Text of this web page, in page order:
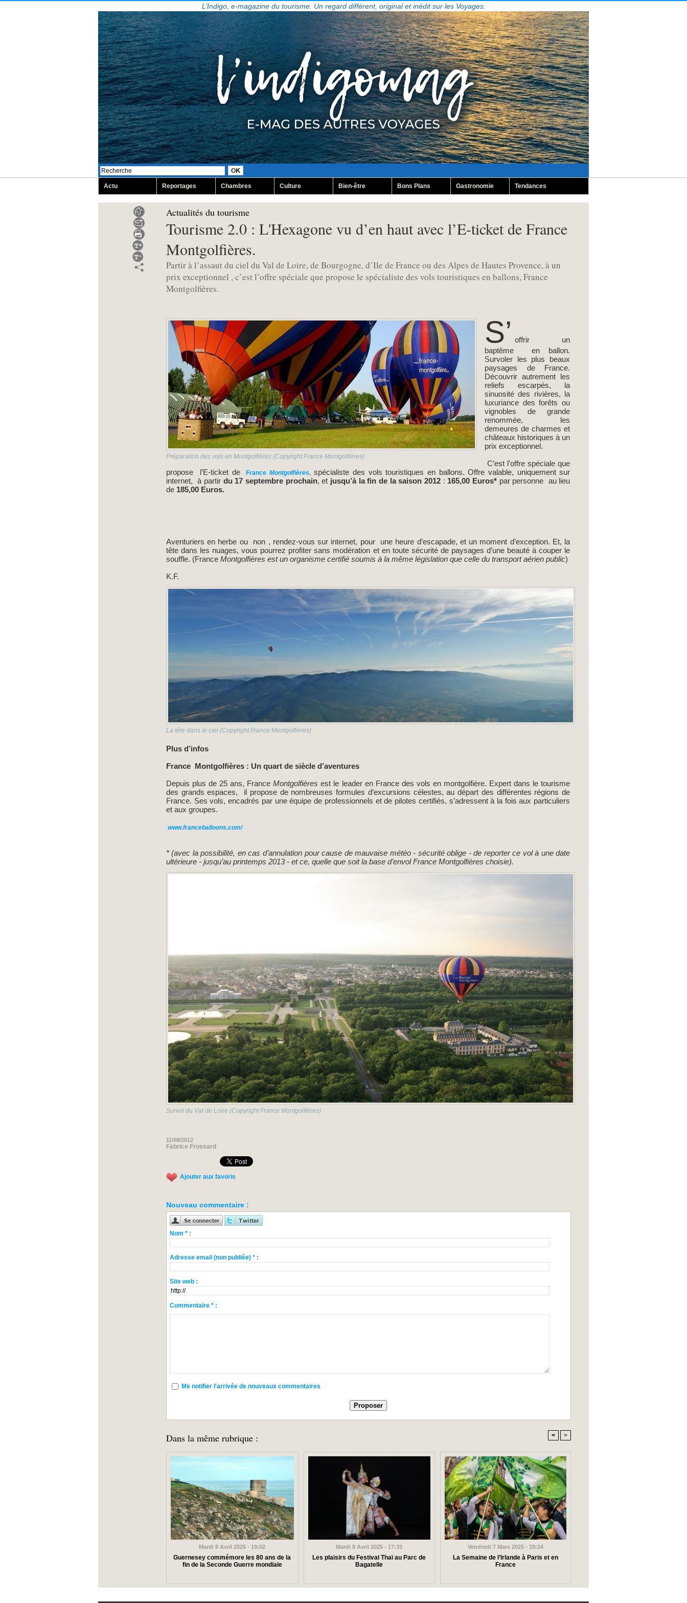
L’Indigo, e-magazine du tourisme. Un regard différent, original et inédit sur les Voyages.
Actu Reportages Chambres Culture Bien-être Bons Plans Gastronomie Tendances
Actualités du tourisme
Tourisme 2.0 : L'Hexagone vu d’en haut avec l’E-ticket de France
Montgolfières.
Partir à l’assaut du ciel du Val de Loire, de Bourgogne, d’Ile de France ou des Alpes de Hautes Provence, à un
prix exceptionnel , c’est l’offre spéciale que propose le spécialiste des vols touristiques en ballons, France
Montgolfières.
Préparation des vols en Montgolfières (Copyright France Montgolfières)
S’ offrir un
baptême en ballon.
Survoler les plus beaux
paysages de France.
Découvrir autrement les
reliefs escarpés, la
sinuosité des rivières, la
luxuriance des forêts ou
vignobles de grande
renommée, les
demeures de charmes et
châteaux historiques à un
prix exceptionnel.
C’est l’offre spéciale que
propose l’E-ticket de
France Montgolfières,spécialiste des vols touristiques en ballons. Offre valable, uniquement sur
internet, à partir du 17 septembre prochain, et jusqu’à la fin de la saison 2012: 165,00 Euros*par personne au lieu
de185,00 Euros.
Aventuriers en herbe ou non , rendez-vous sur internet, pour une heure d’escapade, et un moment d’exception. Et, la
tête dans les nuages, vous pourrez profiter sans modération et en toute sécurité de paysages d’une beauté à couper le
souffle. (FranceMontgolfières est un organisme certifié soumis à la même législation que celle du transport aérien public)
K.F.
La tête dans le ciel (Copyright France Montgolfières)
Plus d’infos
France Montgolfières : Un quart de siècle d’aventures
Depuis plus de 25 ans, FranceMontgolfières est le leader en France des vols en montgolfière. Expert dans le tourisme
des grands espaces, il propose de nombreuses formules d’excursions célestes, au départ des différentes régions de
France. Ses vols, encadrés par une équipe de professionnels et de pilotes certifiés, s’adressent à la fois aux particuliers
et aux groupes.
www.franceballoons.com/
* (avec la possibilité, en cas d’annulation pour cause de mauvaise météo - sécurité oblige - de reporter ce vol à une date
ultérieure - jusqu’au printemps 2013 - et ce, quelle que soit la base d’envol France Montgolfières choisie).
Survol du Val de Loire (Copyright France Montgolfières)
11/08/2012
Fabrice Frossard
Ajouter aux favoris
Nouveau commentaire :
Nom * :
Adresse email (non publiée) * :
Site web :
Commentaire * :
Me notifier l'arrivée de nouveaux commentaires
Dans la même rubrique : < >
Mardi 8 Avril 2025 - 19:02
Guernesey commémore les 80 ans de la
fin de la Seconde Guerre mondiale
Mardi 8 Avril 2025 - 17:33
Les plaisirs du Festival Thaï au Parc de
Bagatelle
Vendredi 7 Mars 2025 - 19:24
La Semaine de l’Irlande à Paris et en
France